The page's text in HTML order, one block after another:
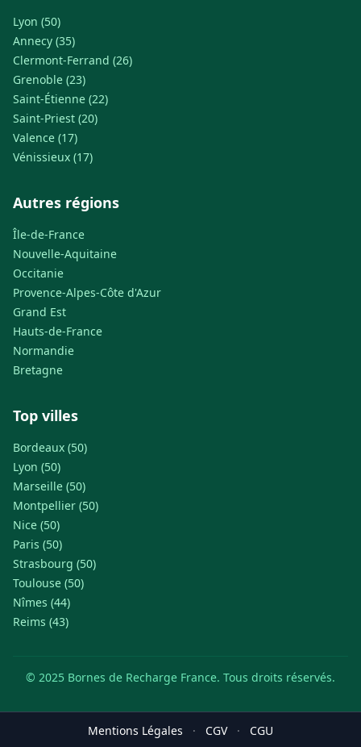
Lyon (50)
Annecy (35)
Clermont-Ferrand (26)
Grenoble (23)
Saint-Étienne (22)
Saint-Priest (20)
Valence (17)
Vénissieux (17)
Autres régions
Île-de-France
Nouvelle-Aquitaine
Occitanie
Provence-Alpes-Côte d'Azur
Grand Est
Hauts-de-France
Normandie
Bretagne
Top villes
Bordeaux (50)
Lyon (50)
Marseille (50)
Montpellier (50)
Nice (50)
Paris (50)
Strasbourg (50)
Toulouse (50)
Nîmes (44)
Reims (43)
© 2025 Bornes de Recharge France. Tous droits réservés.
Mentions Légales · CGV · CGU